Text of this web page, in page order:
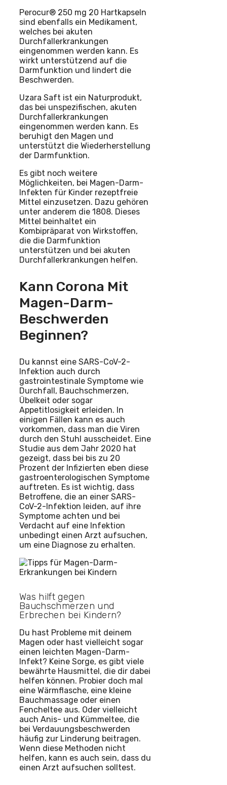
Perocur® 250 mg 20 Hartkapseln
sind ebenfalls ein Medikament,
welches bei akuten
Durchfallerkrankungen
eingenommen werden kann. Es
wirkt unterstützend auf die
Darmfunktion und lindert die
Beschwerden.
Uzara Saft ist ein Naturprodukt,
das bei unspezifischen, akuten
Durchfallerkrankungen
eingenommen werden kann. Es
beruhigt den Magen und
unterstützt die Wiederherstellung
der Darmfunktion.
Es gibt noch weitere
Möglichkeiten, bei Magen-Darm-
Infekten für Kinder rezeptfreie
Mittel einzusetzen. Dazu gehören
unter anderem die 1808. Dieses
Mittel beinhaltet ein
Kombipräparat von Wirkstoffen,
die die Darmfunktion
unterstützen und bei akuten
Durchfallerkrankungen helfen.
Kann Corona Mit
Magen-Darm-
Beschwerden
Beginnen?
Du kannst eine SARS-CoV-2-
Infektion auch durch
gastrointestinale Symptome wie
Durchfall, Bauchschmerzen,
Übelkeit oder sogar
Appetitlosigkeit erleiden. In
einigen Fällen kann es auch
vorkommen, dass man die Viren
durch den Stuhl ausscheidet. Eine
Studie aus dem Jahr 2020 hat
gezeigt, dass bei bis zu 20
Prozent der Infizierten eben diese
gastroenterologischen Symptome
auftreten. Es ist wichtig, dass
Betroffene, die an einer SARS-
CoV-2-Infektion leiden, auf ihre
Symptome achten und bei
Verdacht auf eine Infektion
unbedingt einen Arzt aufsuchen,
um eine Diagnose zu erhalten.
Was hilft gegen
Bauchschmerzen und
Erbrechen bei Kindern?
Du hast Probleme mit deinem
Magen oder hast vielleicht sogar
einen leichten Magen-Darm-
Infekt? Keine Sorge, es gibt viele
bewährte Hausmittel, die dir dabei
helfen können. Probier doch mal
eine Wärmflasche, eine kleine
Bauchmassage oder einen
Fencheltee aus. Oder vielleicht
auch Anis- und Kümmeltee, die
bei Verdauungsbeschwerden
häufig zur Linderung beitragen.
Wenn diese Methoden nicht
helfen, kann es auch sein, dass du
einen Arzt aufsuchen solltest.